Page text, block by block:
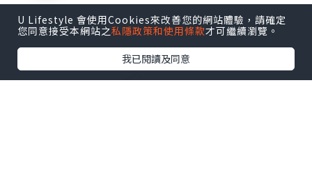
U Lifestyle 會使用Cookies來改善您的網站體驗，請確定
您同意接受本網站之私隱政策和使用條款才可繼續瀏覽。
我已閱讀及同意